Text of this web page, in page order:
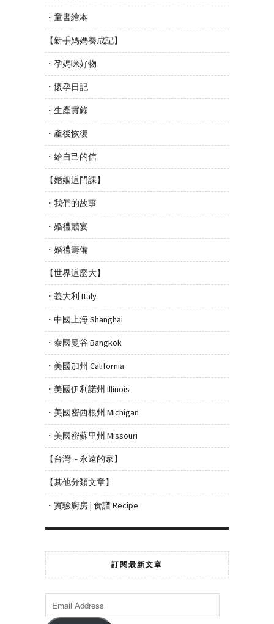
・童書繪本
【新手媽媽養成記】
・孕媽咪好物
・懷孕日記
・生產實錄
・產後恢復
・給自己的信
【婚姻這門課】
・我們的故事
・婚禮囍宴
・婚禮籌備
【世界這麼大】
・義大利 Italy
・中國上海 Shanghai
・泰國曼谷 Bangkok
・美國加州 California
・美國伊利諾州 Illinois
・美國密西根州 Michigan
・美國密蘇里州 Missouri
【台灣～永遠的家】
【其他分類文章】
・實驗廚房 | 食譜 Recipe
訂閱最新文章